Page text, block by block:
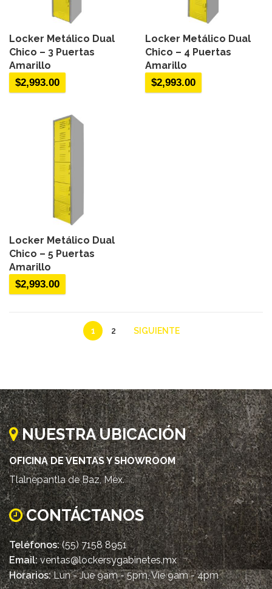
Locker Metálico Dual
Chico – 3 Puertas
Amarillo
$2,993.00
Locker Metálico Dual
Chico – 4 Puertas
Amarillo
$2,993.00
Locker Metálico Dual
Chico – 5 Puertas
Amarillo
$2,993.00
1 2 SIGUIENTE
NUESTRA UBICACIÓN
OFICINA DE VENTAS Y SHOWROOM
Tlalnepantla de Baz, Méx.
CONTÁCTANOS
Teléfonos: (55) 7158 8951
Email:ventas@lockersygabinetes.mx
Horarios:Lun - Jue 9am - 5pm, Vie 9am - 4pm